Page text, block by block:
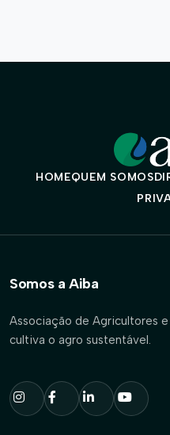
HOMEQUEM SOMOS
Somos a Aiba
Associação de Agricultores
cultiva o agro sustentável.